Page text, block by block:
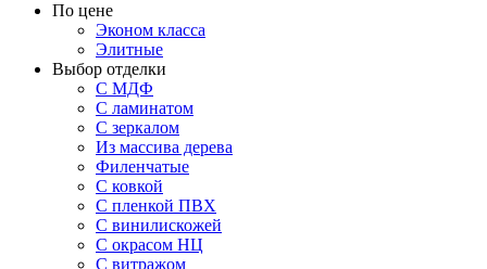
По цене
Эконом класса
Элитные
Выбор отделки
С МДФ
С ламинатом
С зеркалом
Из массива дерева
Филенчатые
С ковкой
С пленкой ПВХ
С винилискожей
С окрасом НЦ
С витражом